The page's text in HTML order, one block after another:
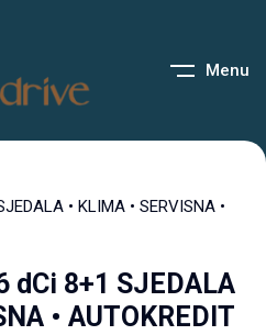
Menu
• KLIMA • SERVISNA •
dCi 8+1 SJEDALA
• AUTOKREDIT